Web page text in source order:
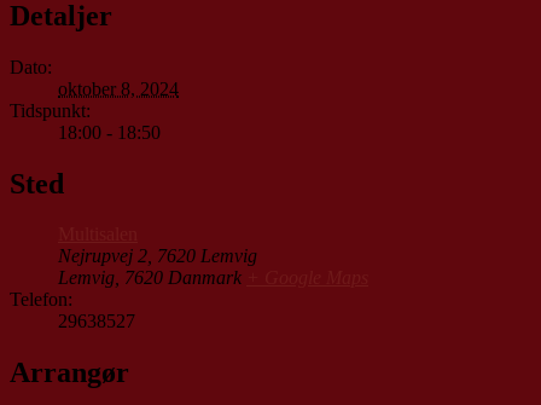
Detaljer
Dato:
oktober 8, 2024
Tidspunkt:
18:00 - 18:50
Sted
Nejrupvej 2, 7620 Lemvig
Lemvig, 7620 Danmark
Telefon:
29638527
Arrangør